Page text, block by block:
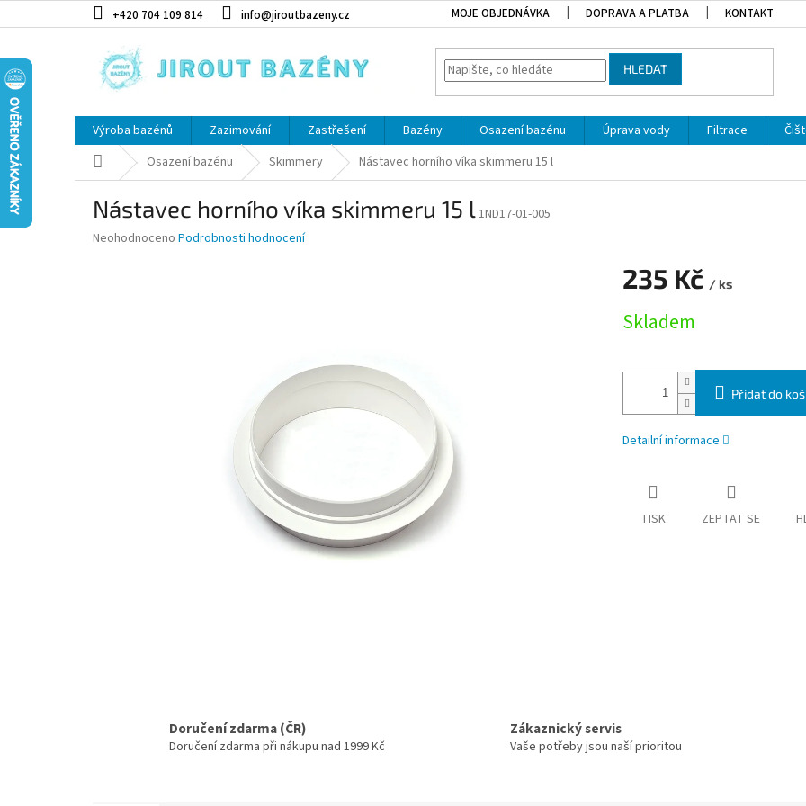
+420 704 109 814 info@jiroutbazeny.cz MOJE OBJEDNÁVKA DOPRAVA A PLATBA KONTAKT
HLEDAT
Výroba bazénů Zazimování Zastřešení Bazény Osazení bazénu Úprava vody Filtrace
Domů Osazení bazénu Skimmery Nástavec horního víka skimmeru 15 l
Nástavec horního víka skimmeru 15 l1ND17-01-005
Průměrné hodnocení produktu je 0,0 z 5 hvězdiček.
Neohodnoceno Podrobnosti hodnocení
235 Kč / ks
Skladem
Přidat do
Detailní informace
TISK ZEPTAT SE
Doručení zdarma (ČR)
Doručení zdarma při nákupu nad 1999 Kč
Zákaznický servis
Vaše potřeby jsou naší prioritou